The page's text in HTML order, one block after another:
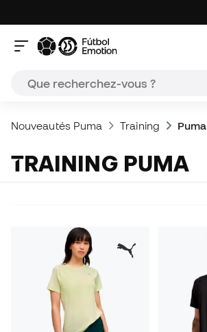
Nouveautés Puma Training Puma
TRAINING PUMA